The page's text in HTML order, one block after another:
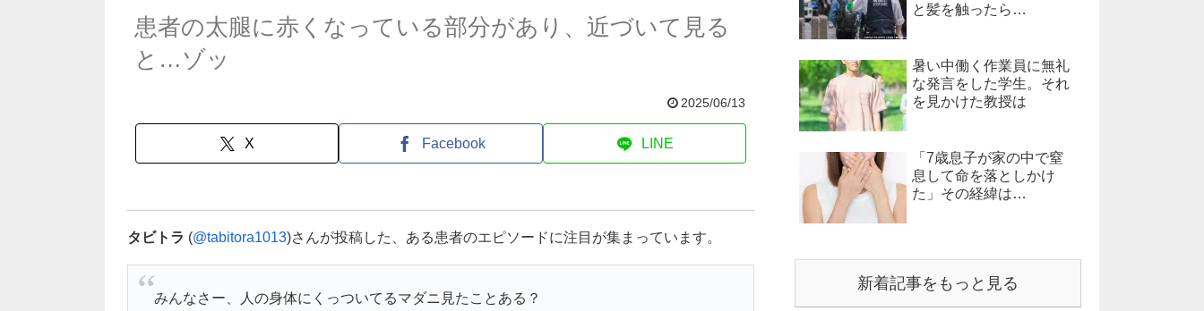
患者の太腿に赤くなっている部分があり、近づいて見る
と…ゾッ
2025/06/13
X Facebook LINE
タビトラ (@tabitora1013)さんが投稿した、ある患者のエピソードに注目が集まっています。
みんなさー、人の身体にくっついてるマダニ見たことある？
と髪を触ったら…
暑い中働く作業員に無礼
な発言をした学生。それ
を見かけた教授は
「7歳息子が家の中で窒
息して命を落としかけ
た」その経緯は…
新着記事をもっと見る